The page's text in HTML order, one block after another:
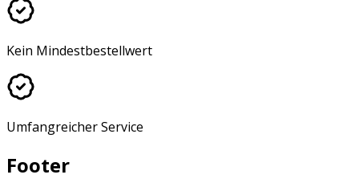
Kein Mindestbestellwert
Umfangreicher Service
Footer